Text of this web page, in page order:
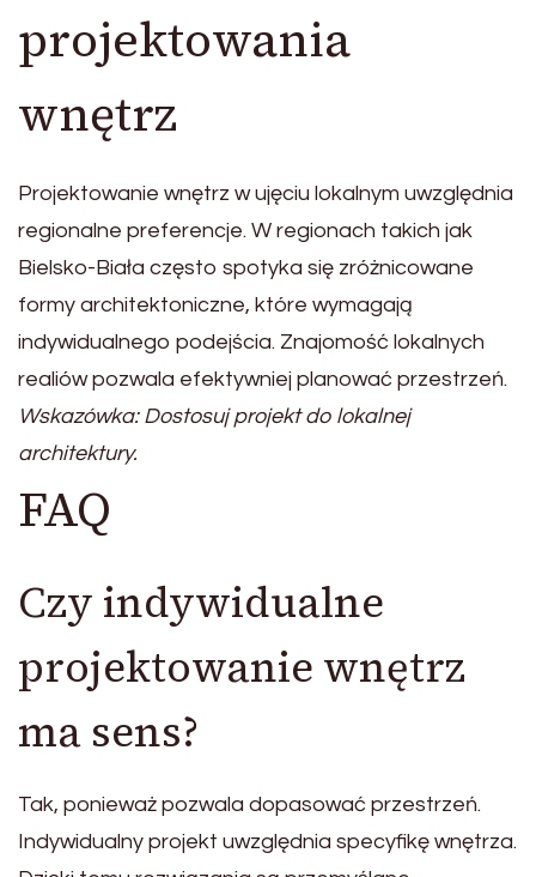
projektowania
wnętrz
Projektowanie wnętrz w ujęciu lokalnym uwzględnia
regionalne preferencje. W regionach takich jak
Bielsko-Biała często spotyka się zróżnicowane
formy architektoniczne, które wymagają
indywidualnego podejścia. Znajomość lokalnych
realiów pozwala efektywniej planować przestrzeń.
Wskazówka: Dostosuj projekt do lokalnej
architektury.
FAQ
Czy indywidualne
projektowanie wnętrz
ma sens?
Tak, ponieważ pozwala dopasować przestrzeń.
Indywidualny projekt uwzględnia specyfikę wnętrza.